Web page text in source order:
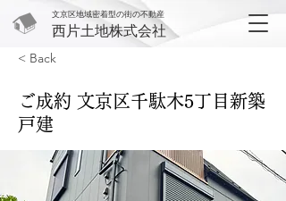
文京区地域密着型の街の不動産
西片土地株式会社
< Back
ご成約 文京区千駄木5丁目新築
戸建